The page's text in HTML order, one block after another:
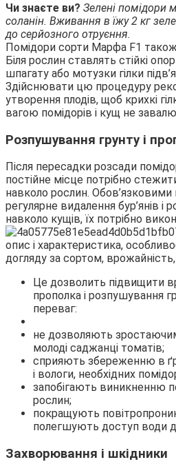
Чи знаєте ви? Зелені помідори
соланін. Вживання в їжу 2 кг
до серйозного отруєння.
Помідори сорти Марфа F1
Біля рослин ставлять стійкі
шпагату або мотузки гілки
Здійснювати цю процедуру
утворення плодів, щоб крихкі
вагою помідорів і кущ не
Розпушування грунту і
Після пересадки розсади
постійне місце потрібно
навколо рослин.
регулярне видалення бур’янів і
навколо кущів, їх потрібно
Це дозволить підвищити
прополка і розпушування
переваг:
не дозволяють
молоді саджанці томатів;
сприяють збереженню в
і вологи, необхідних
запобігають виникненню
рослин;
покращують
полегшують доступ води
Захворювання і шкідники